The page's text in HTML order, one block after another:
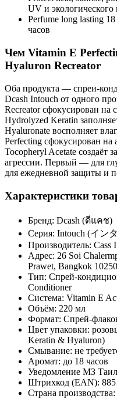
UV и экологического
Perfume long lasting
часов
Чем Vitamin E
Hyaluron Recreator
Оба продукта — спреи-
Dcash Intouch от одного
Recreator сфокусирован на
Hydrolyzed Keratin
Hyaluronate восполняет
Perfecting сфокусирован на
Tocopheryl Acetate создаёт
агрессии. Первый — для
для ежедневной защиты и
Характеристики
Бренд: Dcash (ดีแคช)
Серия: Intouch (イン
Производитель: Cass
Адрес: 26 Soi
Prawet, Bangkok
Тип: Спрей-
Conditioner
Система: Vitamin E
Объём: 220 мл
Формат: Спрей-
Цвет упаковки:
Keratin & Hyaluron)
Смывание: не
Аромат: до 18 часов
Уведомление МЗ
Штрихкод (EAN):
Страна